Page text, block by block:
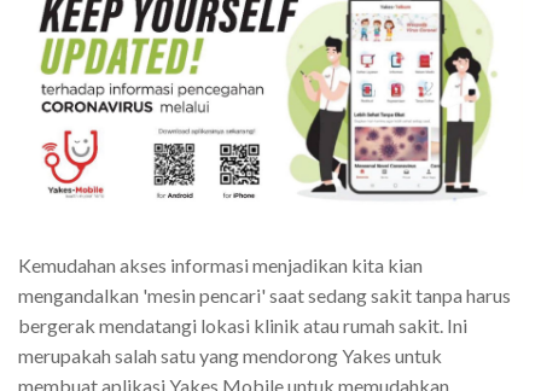
Kemudahan akses informasi menjadikan kita kian
mengandalkan 'mesin pencari' saat sedang sakit tanpa harus
bergerak mendatangi lokasi klinik atau rumah sakit. Ini
merupakah salah satu yang mendorong Yakes untuk
membuat aplikasi Yakes Mobile untuk memudahkan